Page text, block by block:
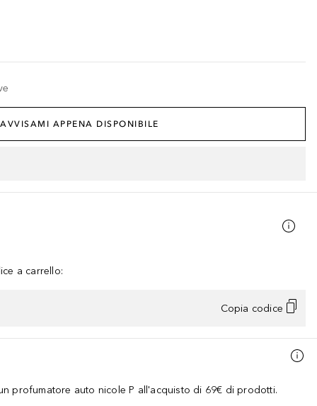
AVVISAMI APPENA DISPONIBILE
a carrello:
Copia codice
profumatore auto nicole P all'acquisto di 69€ di prodotti.